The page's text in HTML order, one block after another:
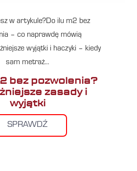
w artykule?Do ilu m2 bez
– co naprawdę mówią
wyjątki i haczyki – kiedy
sam metraż…
bez pozwolenia?
zasady i
wyjątki
SPRAWDŹ